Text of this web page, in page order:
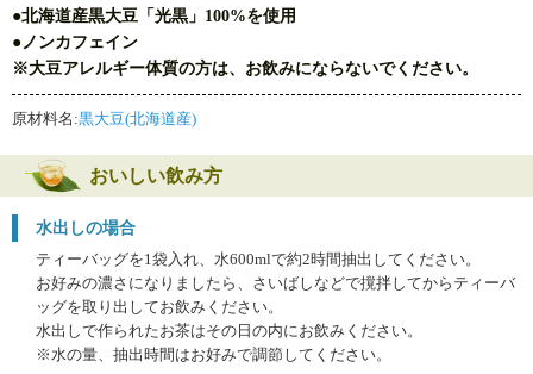
●北海道産黒大豆「光黒」100%を使用
●ノンカフェイン
※大豆アレルギー体質の方は、お飲みにならないでください。
原材料名:黒大豆(北海道産)
おいしい飲み方
水出しの場合
ティーバッグを1袋入れ、水600mlで約2時間抽出してください。
お好みの濃さになりましたら、さいばしなどで撹拌してからティーバ
ッグを取り出してお飲みください。
水出しで作られたお茶はその日の内にお飲みください。
※水の量、抽出時間はお好みで調節してください。